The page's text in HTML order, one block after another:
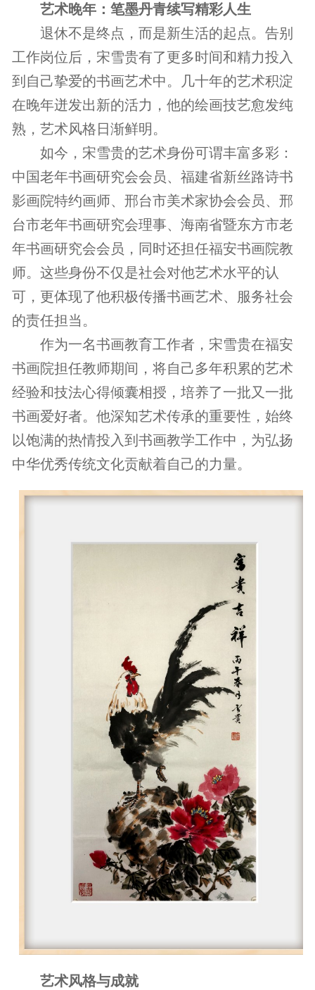
艺术晚年：笔墨丹青续写精彩人生
退休不是终点，而是新生活的起点。告别
工作岗位后，宋雪贵有了更多时间和精力投入
到自己挚爱的书画艺术中。几十年的艺术积淀
在晚年迸发出新的活力，他的绘画技艺愈发纯
熟，艺术风格日渐鲜明。
如今，宋雪贵的艺术身份可谓丰富多彩：
中国老年书画研究会会员、福建省新丝路诗书
影画院特约画师、邢台市美术家协会会员、邢
台市老年书画研究会理事、海南省暨东方市老
年书画研究会会员，同时还担任福安书画院教
师。这些身份不仅是社会对他艺术水平的认
可，更体现了他积极传播书画艺术、服务社会
的责任担当。
作为一名书画教育工作者，宋雪贵在福安
书画院担任教师期间，将自己多年积累的艺术
经验和技法心得倾囊相授，培养了一批又一批
书画爱好者。他深知艺术传承的重要性，始终
以饱满的热情投入到书画教学工作中，为弘扬
中华优秀传统文化贡献着自己的力量。
艺术风格与成就